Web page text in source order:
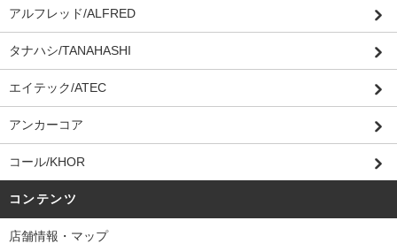
アルフレッド/ALFRED
タナハシ/TANAHASHI
エイテック/ATEC
アンカーコア
コール/KHOR
コンテンツ
店舗情報・マップ